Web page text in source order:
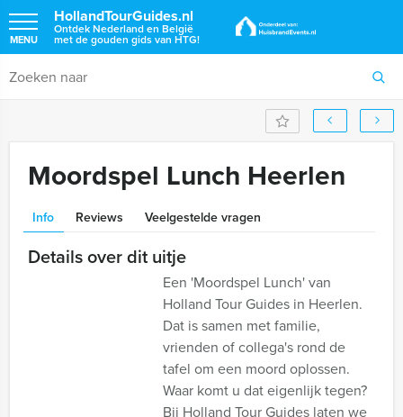
HollandTourGuides.nl
Ontdek Nederland en België
met de gouden gids van HTG!
MENU
Moordspel Lunch Heerlen
Info Reviews Veelgestelde vragen
Details over dit uitje
Een 'Moordspel Lunch' van
Holland Tour Guides in Heerlen.
Dat is samen met familie,
vrienden of collega's rond de
tafel om een moord oplossen.
Waar komt u dat eigenlijk tegen?
Bij Holland Tour Guides laten we